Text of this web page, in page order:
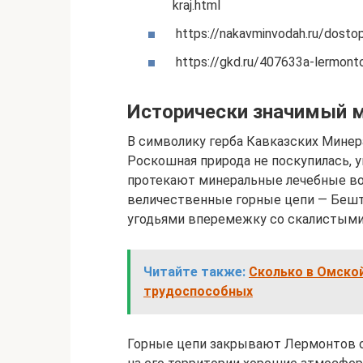
kraj.html
https://nakavminvodah.ru/
https://gkd.ru/407633a-
Исторически значимый
В символику герба Кавказских
Роскошная природа не поскупилась,
протекают минеральные лечебные
величественные горные цепи —
угодьями вперемежку со
Читайте также: Сколько в
трудоспособных
Горные цепи закрывают Лермонтов